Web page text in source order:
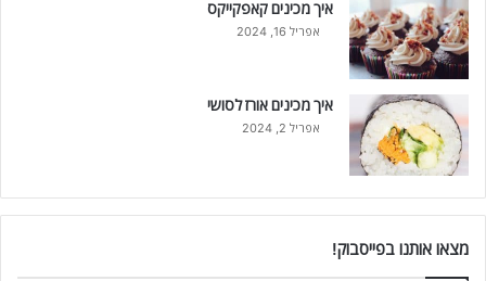
איך מכינים קאפקייקס
אפריל 16, 2024
איך מכינים אורז לסושי
אפריל 2, 2024
מצאו אותנו בפייסבוק!